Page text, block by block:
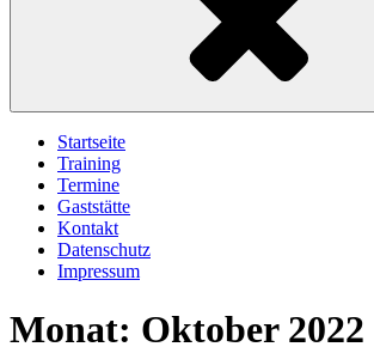
Startseite
Training
Termine
Gaststätte
Kontakt
Datenschutz
Impressum
Monat: Oktober 2022